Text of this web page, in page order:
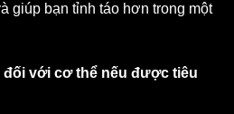
giúp bạn tỉnh táo hơn trong một
với cơ thể nếu được tiêu